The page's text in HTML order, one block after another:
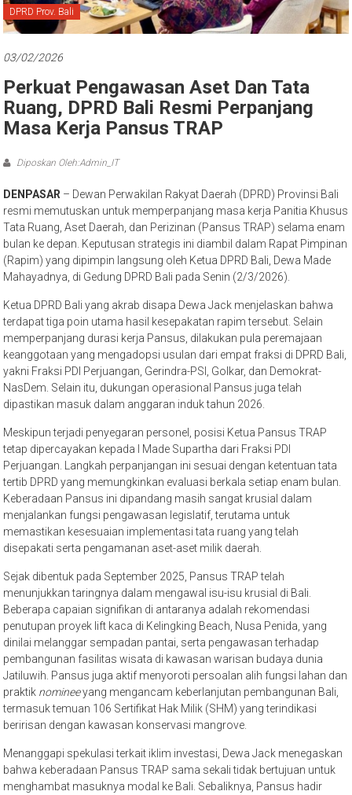
Bali
DPRD Prov. Bali
03/02/2026
Perkuat Pengawasan Aset Dan Tata
Ruang, DPRD Bali Resmi Perpanjang
Masa Kerja Pansus TRAP
Diposkan Oleh:Admin_IT
DENPASAR – Dewan Perwakilan Rakyat Daerah (DPRD) Provinsi Bali
resmi memutuskan untuk memperpanjang masa kerja Panitia Khusus
Tata Ruang, Aset Daerah, dan Perizinan (Pansus TRAP) selama enam
bulan ke depan. Keputusan strategis ini diambil dalam Rapat Pimpinan
(Rapim) yang dipimpin langsung oleh Ketua DPRD Bali, Dewa Made
Mahayadnya, di Gedung DPRD Bali pada Senin (2/3/2026).
Ketua DPRD Bali yang akrab disapa Dewa Jack menjelaskan bahwa
terdapat tiga poin utama hasil kesepakatan rapim tersebut. Selain
memperpanjang durasi kerja Pansus, dilakukan pula peremajaan
keanggotaan yang mengadopsi usulan dari empat fraksi di DPRD Bali,
yakni Fraksi PDI Perjuangan, Gerindra-PSI, Golkar, dan Demokrat-
NasDem. Selain itu, dukungan operasional Pansus juga telah
dipastikan masuk dalam anggaran induk tahun 2026.
Meskipun terjadi penyegaran personel, posisi Ketua Pansus TRAP
tetap dipercayakan kepada I Made Supartha dari Fraksi PDI
Perjuangan. Langkah perpanjangan ini sesuai dengan ketentuan tata
tertib DPRD yang memungkinkan evaluasi berkala setiap enam bulan.
Keberadaan Pansus ini dipandang masih sangat krusial dalam
menjalankan fungsi pengawasan legislatif, terutama untuk
memastikan kesesuaian implementasi tata ruang yang telah
disepakati serta pengamanan aset-aset milik daerah.
Sejak dibentuk pada September 2025, Pansus TRAP telah
menunjukkan taringnya dalam mengawal isu-isu krusial di Bali.
Beberapa capaian signifikan di antaranya adalah rekomendasi
penutupan proyek lift kaca di Kelingking Beach, Nusa Penida, yang
dinilai melanggar sempadan pantai, serta pengawasan terhadap
pembangunan fasilitas wisata di kawasan warisan budaya dunia
Jatiluwih. Pansus juga aktif menyoroti persoalan alih fungsi lahan dan
praktik nomineeyang mengancam keberlanjutan pembangunan Bali,
termasuk temuan 106 Sertifikat Hak Milik (SHM) yang terindikasi
beririsan dengan kawasan konservasi mangrove.
Menanggapi spekulasi terkait iklim investasi, Dewa Jack menegaskan
bahwa keberadaan Pansus TRAP sama sekali tidak bertujuan untuk
menghambat masuknya modal ke Bali. Sebaliknya, Pansus hadir